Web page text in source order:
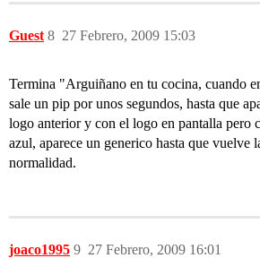
Guest 27 Febrero, 2009 15:03
8
Termina "Arguiñano en tu cocina, cuando
sale un pip por unos segundos, hasta que
logo anterior y con el logo en pantalla pero
azul, aparece un generico hasta que vuelve
normalidad.
joaco1995 27 Febrero, 2009 16:01
9